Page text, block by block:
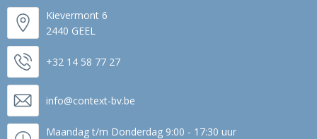
Kievermont 6
2440 GEEL
+32 14 58 77 27
info@context-bv.be
Maandag t/m Donderdag 9:00 - 17:30 uur